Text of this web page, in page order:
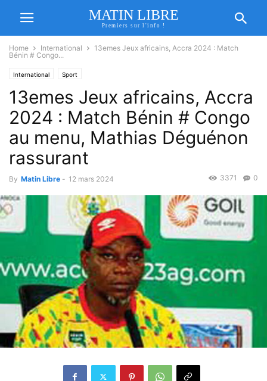
MATIN LIBRE
Premiers sur l'info !
Home International
13emes Jeux africains, Accra 2024 : Match
Bénin # Congo...
International Sport
13emes Jeux africains, Accra
2024 : Match Bénin # Congo
au menu, Mathias Déguénon
rassurant
By Matin Libre - 12 mars 2024 0
3371